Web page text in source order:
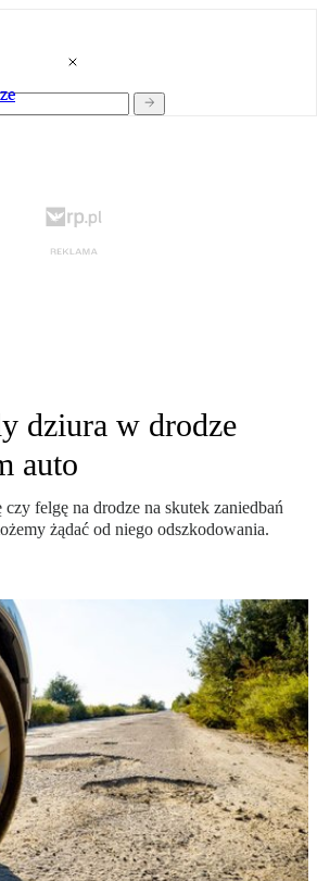
dziura w drodze
auto
felgę na drodze na skutek zaniedbań
żądać od niego odszkodowania.